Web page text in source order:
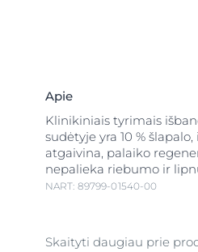
Apie
Klinikiniais tyrimais
sudėtyje yra 10 %
atgaivina, palaiko
nepalieka riebumo ir
NART: 89799-01540-00
Skaityti daugiau prie